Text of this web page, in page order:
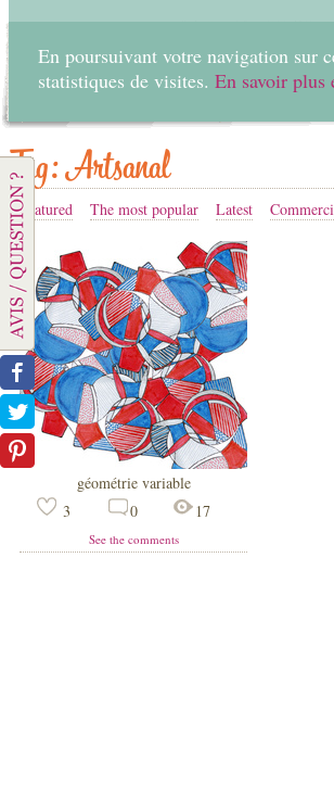
En poursuivant votre navigation sur
statistiques de visites. En savoir plus
Tag: Artsanal
Featured The most popular Latest
géométrie variable
3
0 17
See the comments